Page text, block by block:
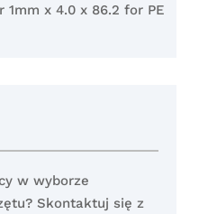
x 4.0 x 86.2 for PE
w wyborze
Skontaktuj się z